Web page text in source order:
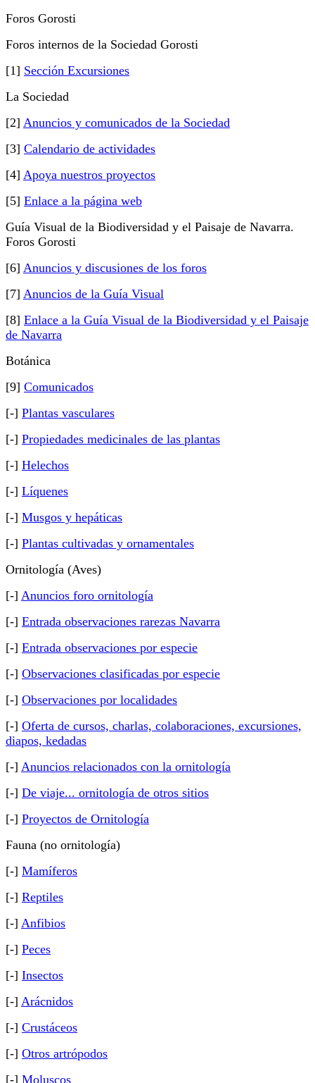
Foros Gorosti
Foros internos de la Sociedad Gorosti
[1] Sección Excursiones
La Sociedad
[2] Anuncios y comunicados de la Sociedad
[3] Calendario de actividades
[4] Apoya nuestros proyectos
[5] Enlace a la página web
Guía Visual de la Biodiversidad y el Paisaje de Navarra.
Foros Gorosti
[6] Anuncios y discusiones de los foros
[7] Anuncios de la Guía Visual
[8] Enlace a la Guía Visual de la Biodiversidad y el Paisaje
de Navarra
Botánica
[9] Comunicados
[-] Plantas vasculares
[-] Propiedades medicinales de las plantas
[-] Helechos
[-] Líquenes
[-] Musgos y hepáticas
[-] Plantas cultivadas y ornamentales
Ornitología (Aves)
[-] Anuncios foro ornitología
[-] Entrada observaciones rarezas Navarra
[-] Entrada observaciones por especie
[-] Observaciones clasificadas por especie
[-] Observaciones por localidades
[-] Oferta de cursos, charlas, colaboraciones, excursiones,
diapos, kedadas
[-] Anuncios relacionados con la ornitología
[-] De viaje... ornitología de otros sitios
[-] Proyectos de Ornitología
Fauna (no ornitología)
[-] Mamíferos
[-] Reptiles
[-] Anfibios
[-] Peces
[-] Insectos
[-] Arácnidos
[-] Crustáceos
[-] Otros artrópodos
[-] Moluscos